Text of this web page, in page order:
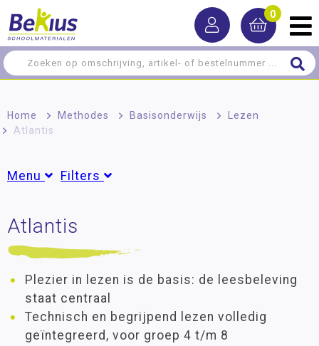
0
Home > Methodes > Basisonderwijs > Lezen
Atlantis
Menu Filters
Burgerschap
Rekenen
Schrijven
Taal en spelling
Groepen
Groep 4
Groep 5(23)
Groep 6 (23)
Groep 7(22)
Groep 8 (23)
Atlantis
Plezier in lezen is de basis: de leesbeleving
staat centraal
Technisch en begrijpend lezen volledig
geïntegreerd, voor groep 4 t/m 8